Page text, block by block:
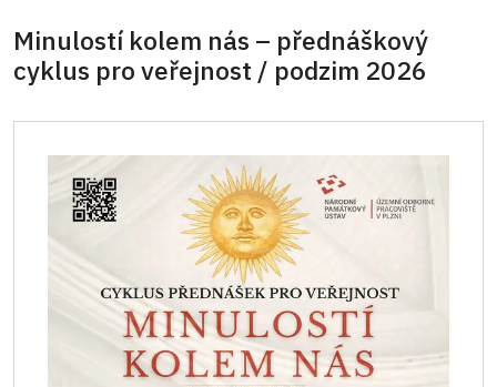
Minulostí kolem nás – přednáškový
cyklus pro veřejnost / podzim 2026